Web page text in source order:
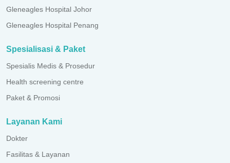
Gleneagles Hospital Johor
Gleneagles Hospital Penang
Spesialisasi & Paket
Spesialis Medis & Prosedur
Health screening centre
Paket & Promosi
Layanan Kami
Dokter
Fasilitas & Layanan